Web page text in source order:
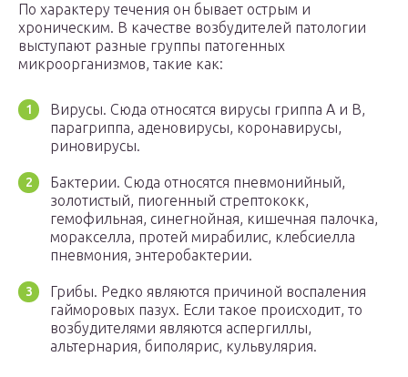
По характеру течения он бывает острым и
хроническим. В качестве возбудителей патологии
выступают разные группы патогенных
микроорганизмов, такие как:
Вирусы. Сюда относятся вирусы гриппа А и В,
парагриппа, аденовирусы, коронавирусы,
риновирусы.
Бактерии. Сюда относятся пневмонийный,
золотистый, пиогенный стрептококк,
гемофильная, синегнойная, кишечная палочка,
моракселла, протей мирабилис, клебсиелла
пневмония, энтеробактерии.
Грибы. Редко являются причиной воспаления
гайморовых пазух. Если такое происходит, то
возбудителями являются аспергиллы,
альтернария, биполярис, кульвулярия.